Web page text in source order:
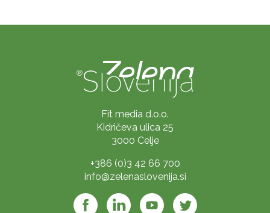
Fit media d.o.o.
Kidričeva ulica 25
3000 Celje
+386 (0)3 42 66 700
info@zelenaslovenija.si